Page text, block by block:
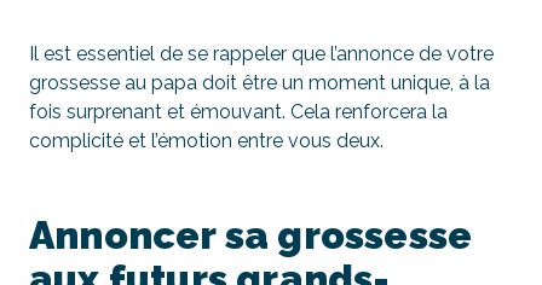
Il est essentiel de se rappeler que l’annonce de votre
grossesse au papa doit être un moment unique, à la
fois surprenant et émouvant. Cela renforcera la
complicité et l’émotion entre vous deux.
Annoncer sa grossesse